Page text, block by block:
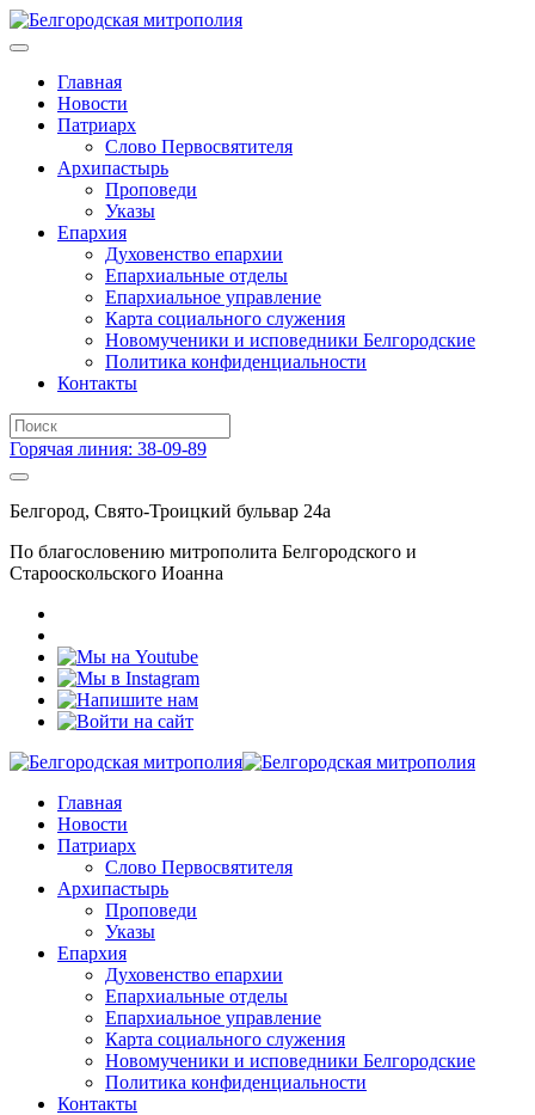
Главная
Новости
Патриарх
Слово Первосвятителя
Архипастырь
Проповеди
Указы
Епархия
Духовенство епархии
Епархиальные отделы
Епархиальное управление
Карта социального служения
Новомученики и исповедники Белгородские
Политика конфиденциальности
Контакты
Горячая линия: 38-09-89
Белгород, Свято-Троицкий бульвар 24а
По благословению митрополита Белгородского и
Старооскольского Иоанна
Главная
Новости
Патриарх
Слово Первосвятителя
Архипастырь
Проповеди
Указы
Епархия
Духовенство епархии
Епархиальные отделы
Епархиальное управление
Карта социального служения
Новомученики и исповедники Белгородские
Политика конфиденциальности
Контакты